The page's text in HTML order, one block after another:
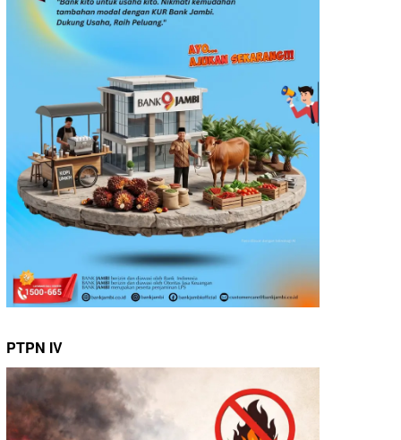
PTPN IV